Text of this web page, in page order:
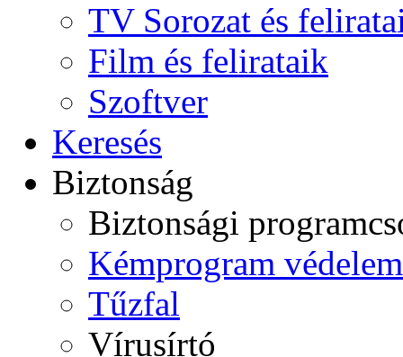
TV Sorozat és
Film és felirataik
Szoftver
Keresés
Biztonság
Biztonsági
Kémprogram védelem
Tűzfal
Vírusírtó